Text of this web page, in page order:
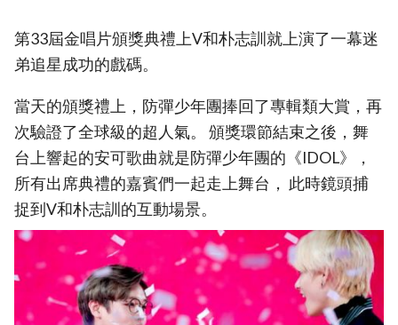
第33屆金唱片頒獎典禮上V和朴志訓就上演了一幕迷
弟追星成功的戲碼。
當天的頒獎禮上，防彈少年團捧回了專輯類大賞，再
次驗證了全球級的超人氣。 頒獎環節結束之後，舞
台上響起的安可歌曲就是防彈少年團的《IDOL》，
所有出席典禮的嘉賓們一起走上舞台， 此時鏡頭捕
捉到V和朴志訓的互動場景。